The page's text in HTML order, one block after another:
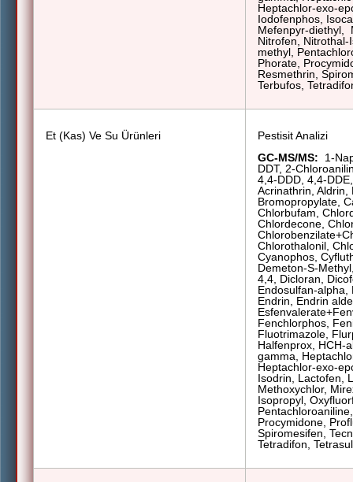
Heptachlor-exo-
Iodofenphos,
Mefenpyr-diethyl,
Nitrofen ,
methyl,
Phorate,
Resmethrin,
Terbufos,
Et (Kas) Ve Su Ürünleri
Pestisit Analizi
GC-MS/MS:
1-
DDT, 2-
4,4-DDD, 4,4-
Acrinathrin, Aldrin,
Bromopropylate,
Chlorbufam,
Chlordecone,
Chlorothalonil,
Cyanophos,
Demeton-S-
4,4, Dicloran,
Endosulfan-alpha,
Endrin, Endrin
Fenchlorphos,
Fluotrimazole,
Halfenprox, HCH-
gamma,
Heptachlor-exo-
Isodrin, Lactofen,
Methoxychlor,
Isopropyl,
Procymidone,
Spiromesifen,
Tetradifon,